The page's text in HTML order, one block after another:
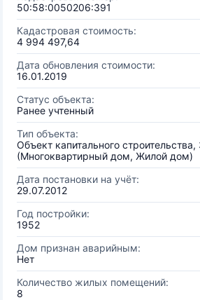
50:58:0050206:391
Кадастровая стоимость:
4 994 497,64
Дата обновления стоимости:
16.01.2019
Статус объекта:
Ранее учтенный
Тип объекта:
Объект капитального
(Многоквартирный дом, Жилой дом)
Дата постановки на учёт:
29.07.2012
Год постройки:
1952
Дом признан аварийным:
Нет
Количество жилых помещений:
8